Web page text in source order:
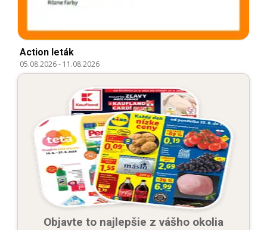
Action leták
05.08.2026- 11.08.2026
Objavte to najlepšie z vášho okolia